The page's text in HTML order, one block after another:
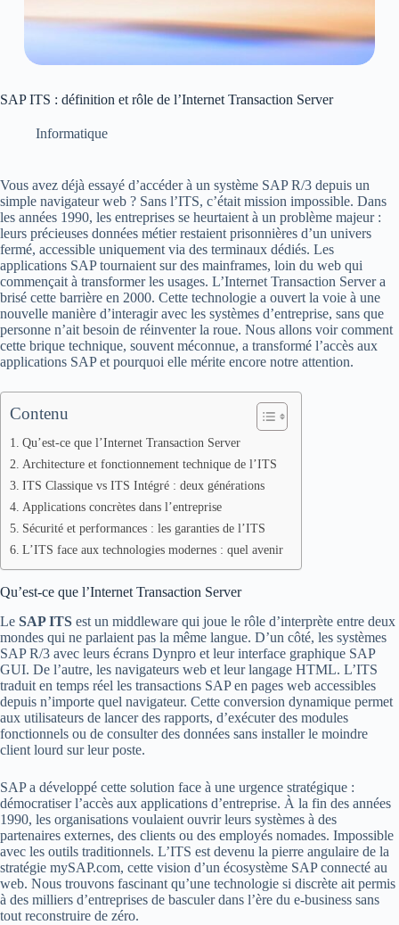
SAP ITS : définition et rôle de l’Internet Transaction Server
Informatique
Vous avez déjà essayé d’accéder à un système SAP R/3 depuis un
simple navigateur web ? Sans l’ITS, c’était mission impossible. Dans
les années 1990, les entreprises se heurtaient à un problème majeur :
leurs précieuses données métier restaient prisonnières d’un univers
fermé, accessible uniquement via des terminaux dédiés. Les
applications SAP tournaient sur des mainframes, loin du web qui
commençait à transformer les usages. L’Internet Transaction Server a
brisé cette barrière en 2000. Cette technologie a ouvert la voie à une
nouvelle manière d’interagir avec les systèmes d’entreprise, sans que
personne n’ait besoin de réinventer la roue. Nous allons voir comment
cette brique technique, souvent méconnue, a transformé l’accès aux
applications SAP et pourquoi elle mérite encore notre attention.
Contenu
Qu’est-ce que l’Internet Transaction Server
Architecture et fonctionnement technique de l’ITS
ITS Classique vs ITS Intégré : deux générations
Applications concrètes dans l’entreprise
Sécurité et performances : les garanties de l’ITS
L’ITS face aux technologies modernes : quel avenir
Qu’est-ce que l’Internet Transaction Server
Le SAP ITS est un middleware qui joue le rôle d’interprète entre deux
mondes qui ne parlaient pas la même langue. D’un côté, les systèmes
SAP R/3 avec leurs écrans Dynpro et leur interface graphique SAP
GUI. De l’autre, les navigateurs web et leur langage HTML. L’ITS
traduit en temps réel les transactions SAP en pages web accessibles
depuis n’importe quel navigateur. Cette conversion dynamique permet
aux utilisateurs de lancer des rapports, d’exécuter des modules
fonctionnels ou de consulter des données sans installer le moindre
client lourd sur leur poste.
SAP a développé cette solution face à une urgence stratégique :
démocratiser l’accès aux applications d’entreprise. À la fin des années
1990, les organisations voulaient ouvrir leurs systèmes à des
partenaires externes, des clients ou des employés nomades. Impossible
avec les outils traditionnels. L’ITS est devenu la pierre angulaire de la
stratégie mySAP.com, cette vision d’un écosystème SAP connecté au
web. Nous trouvons fascinant qu’une technologie si discrète ait permis
à des milliers d’entreprises de basculer dans l’ère du e-business sans
tout reconstruire de zéro.